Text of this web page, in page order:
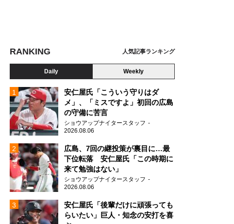
いまはバッテリーで走る電車が主役の筑豊本線。BEC819系電車・普通列車、筑豊本線・
RANKING 人気記事ランキング
Daily Weekly
安仁屋氏「こういう守りはダ
メ」、「ミスですよ」初回の広島
の守備に苦言
ショウアップナイタースタッフ
2026.08.06
広島、7回の継投策が裏目に…最
下位転落 安仁屋氏「この時期に
来て勉強はない」
ショウアップナイタースタッフ
2026.08.06
安仁屋氏「後輩だけに頑張っても
らいたい」巨人・知念の安打を喜